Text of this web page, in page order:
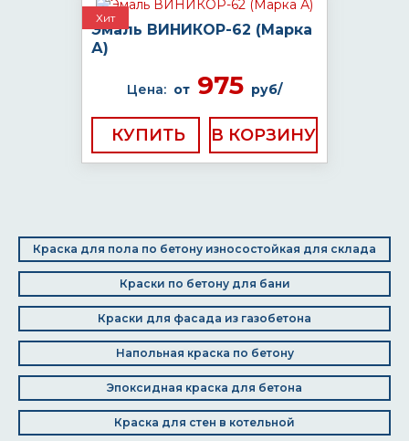
Хит
Эмаль ВИНИКОР-62 (Марка
А)
Цена: от 975 руб/
КУПИТЬ
Краска для пола по бетону износостойкая для склада
Краски по бетону для бани
Краски для фасада из газобетона
Напольная краска по бетону
Эпоксидная краска для бетона
Краска для стен в котельной